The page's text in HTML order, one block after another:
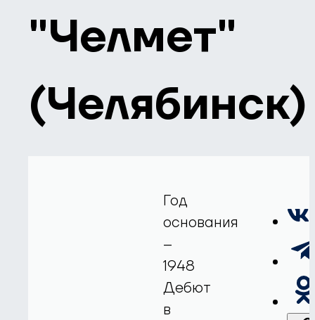
"Челмет"
(Челябинск)
Год
основания
–
1948
Дебют
в